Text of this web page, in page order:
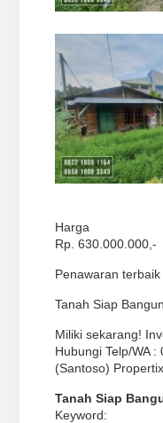
Harga
Rp. 630.000.000,-
Penawaran
Tanah Siap
Miliki sekarang!
Hubungi Telp/WA
(Santoso)
Tanah Siap
Keyword: